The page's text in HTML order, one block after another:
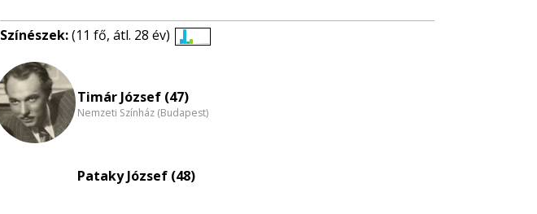
Színészek:(11 fő, átl. 28 év)
Timár József (47)
Nemzeti Színház (Budapest)
Pataky József (48)